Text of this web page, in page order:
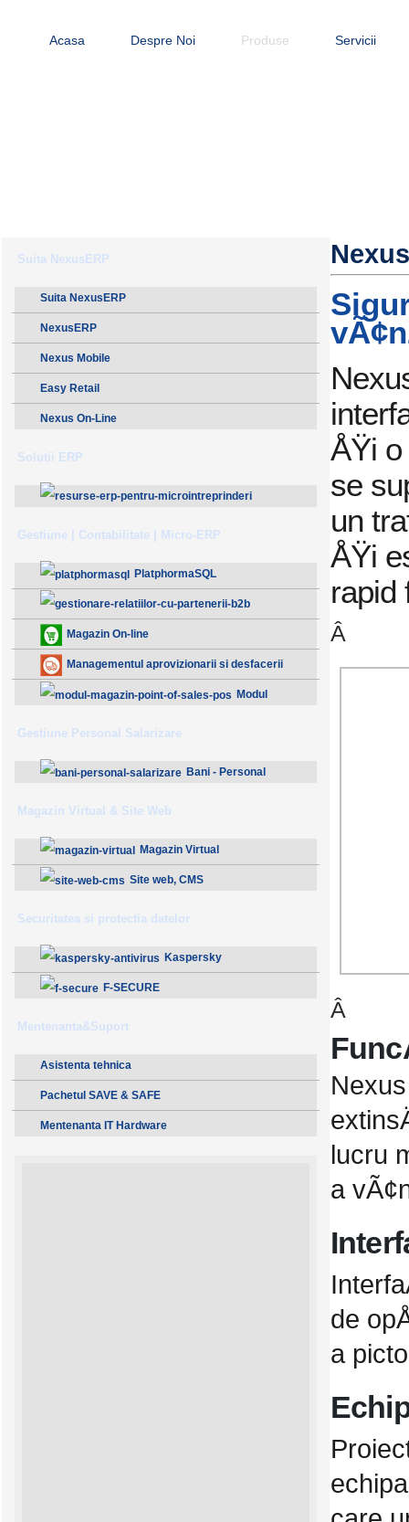
Acasa Despre Noi Produse Servicii
Suita NexusERP
Suita NexusERP
NexusERP
Nexus Mobile
Easy Retail
Nexus On-Line
Solutii ERP
Gestiune | Contabilitate | Micro-ERP
PlatphormaSQL
Gestionare Relatiilor cu Partenerii (B2B)
Magazin On-line
Managementul aprovizionarii si desfacerii
Modul
Gestiune Personal Salarizare
Bani - Personal
Magazin Virtual & Site Web
Magazin Virtual
Site web, CMS
Securitatea si protectia datelor
Kaspersky
F-SECURE
Mentenanta&Suport
Asistenta tehnica
Pachetul SAVE & SAFE
Mentenanta IT Hardware
ÅŸi
se
un
ÅŸi
rapid
Â
Â
lucru
a
de
a